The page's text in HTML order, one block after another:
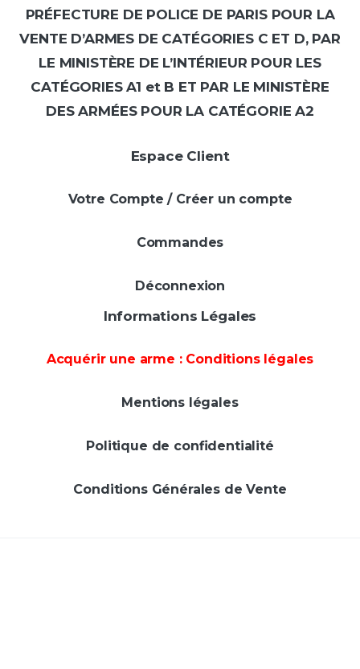
PRÉFECTURE DE POLICE DE PARIS POUR LA
VENTE D’ARMES DE CATÉGORIES C ET D, PAR
LE MINISTÈRE DE L’INTÉRIEUR POUR LES
CATÉGORIES A1 et B ET PAR LE MINISTÈRE
DES ARMÉES POUR LA CATÉGORIE A2
Espace Client
Votre Compte / Créer un compte
Commandes
Déconnexion
Informations Légales
Acquérir une arme : Conditions légales
Mentions légales
Politique de confidentialité
Conditions Générales de Vente